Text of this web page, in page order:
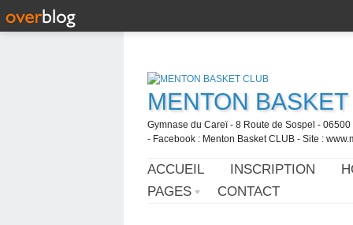
MENTON
Gymnase du Careï - 8 Route de Sospel -
- Facebook : Menton Basket CLUB - Site :
ACCUEIL INSCRIPTION
PAGES
CONTACT